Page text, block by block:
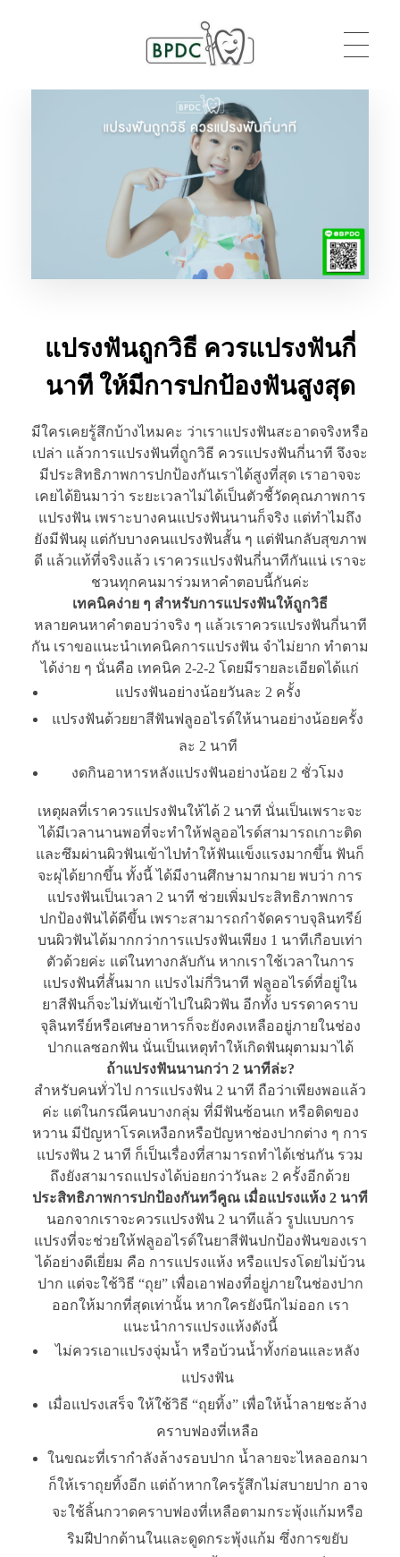
แปรงฟันถูกวิธี ควรแปรงฟันกี่
นาที ให้มีการปกป้องฟันสูงสุด
มีใครเคยรู้สึกบ้างไหมคะ ว่าเราแปรงฟันสะอาดจริงหรือ
เปล่า แล้วการแปรงฟันที่ถูกวิธี ควรแปรงฟันกี่นาที จึงจะ
มีประสิทธิภาพการปกป้องกันเราได้สูงที่สุด เราอาจจะ
เคยได้ยินมาว่า ระยะเวลาไม่ได้เป็นตัวชี้วัดคุณภาพการ
แปรงฟัน เพราะบางคนแปรงฟันนานก็จริง แต่ทำไมถึง
ยังมีฟันผุ แต่กับบางคนแปรงฟันสั้น ๆ แต่ฟันกลับสุขภาพ
ดี แล้วแท้ที่จริงแล้ว เราควรแปรงฟันกี่นาทีกันแน่ เราจะ
ชวนทุกคนมาร่วมหาคำตอบนี้กันค่ะ
เทคนิคง่าย ๆ สำหรับการแปรงฟันให้ถูกวิธี
หลายคนหาคำตอบว่าจริง ๆ แล้วเราควรแปรงฟันกี่นาที
กัน เราขอแนะนำเทคนิคการแปรงฟัน จำไม่ยาก ทำตาม
ได้ง่าย ๆ นั่นคือ เทคนิค 2-2-2 โดยมีรายละเอียดได้แก่
แปรงฟันอย่างน้อยวันละ 2 ครั้ง
แปรงฟันด้วยยาสีฟันฟลูออไรด์ให้นานอย่างน้อยครั้ง
ละ 2 นาที
งดกินอาหารหลังแปรงฟันอย่างน้อย 2 ชั่วโมง
เหตุผลที่เราควรแปรงฟันให้ได้ 2 นาที นั่นเป็นเพราะจะ
ได้มีเวลานานพอที่จะทำให้ฟลูออไรด์สามารถเกาะติด
และซึมผ่านผิวฟันเข้าไปทำให้ฟันแข็งแรงมากขึ้น ฟันก็
จะผุได้ยากขึ้น ทั้งนี้ ได้มีงานศึกษามากมาย พบว่า การ
แปรงฟันเป็นเวลา 2 นาที ช่วยเพิ่มประสิทธิภาพการ
ปกป้องฟันได้ดีขึ้น เพราะสามารถกำจัดคราบจุลินทรีย์
บนผิวฟันได้มากกว่าการแปรงฟันเพียง 1 นาทีเกือบเท่า
ตัวด้วยค่ะ แต่ในทางกลับกัน หากเราใช้เวลาในการ
แปรงฟันที่สั้นมาก แปรงไม่กี่วินาที ฟลูออไรด์ที่อยู่ใน
ยาสีฟันก็จะไม่ทันเข้าไปในผิวฟัน อีกทั้ง บรรดาคราบ
จุลินทรีย์หรือเศษอาหารก็จะยังคงเหลืออยู่ภายในช่อง
ปากแลซอกฟัน นั่นเป็นเหตุทำให้เกิดฟันผุตามมาได้
ถ้าแปรงฟันนานกว่า 2 นาทีล่ะ?
สำหรับคนทั่วไป การแปรงฟัน 2 นาที ถือว่าเพียงพอแล้ว
ค่ะ แต่ในกรณีคนบางกลุ่ม ที่มีฟันซ้อนเก หรือติดของ
หวาน มีปัญหาโรคเหงือกหรือปัญหาช่องปากต่าง ๆ การ
แปรงฟัน 2 นาที ก็เป็นเรื่องที่สามารถทำได้เช่นกัน รวม
ถึงยังสามารถแปรงได้บ่อยกว่าวันละ 2 ครั้งอีกด้วย
ประสิทธิภาพการปกป้องกันทวีคูณ เมื่อแปรงแห้ง 2 นาที
นอกจากเราจะควรแปรงฟัน 2 นาทีแล้ว รูปแบบการ
แปรงที่จะช่วยให้ฟลูออไรด์ในยาสีฟันปกป้องฟันของเรา
ได้อย่างดีเยี่ยม คือ การแปรงแห้ง หรือแปรงโดยไม่บ้วน
ปาก แต่จะใช้วิธี “ถุย” เพื่อเอาฟองที่อยู่ภายในช่องปาก
ออกให้มากที่สุดเท่านั้น หากใครยังนึกไม่ออก เรา
แนะนำการแปรงแห้งดังนี้
ไม่ควรเอาแปรงจุ่มน้ำ หรือบ้วนน้ำทั้งก่อนและหลัง
แปรงฟัน
เมื่อแปรงเสร็จ ให้ใช้วิธี “ถุยทิ้ง” เพื่อให้น้ำลายชะล้าง
คราบฟองที่เหลือ
ในขณะที่เรากำลังล้างรอบปาก น้ำลายจะไหลออกมา
ก็ให้เราถุยทิ้งอีก แต่ถ้าหากใครรู้สึกไม่สบายปาก อาจ
จะใช้ลิ้นกวาดคราบฟองที่เหลือตามกระพุ้งแก้มหรือ
ริมฝีปากด้านในและดูดกระพุ้งแก้ม ซึ่งการขยับ